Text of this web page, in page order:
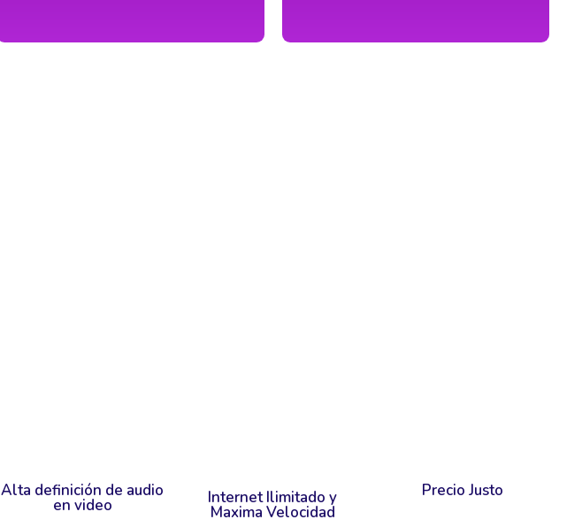
Alta definición de audio
en video Internet Ilimitado y
Maxima Velocidad
Precio Justo